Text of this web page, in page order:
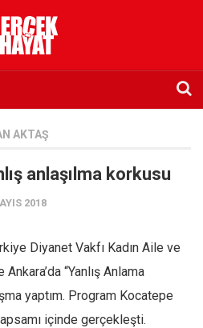
AKTAŞ
anlaşılma korkusu
2018
Diyanet Vakfı Kadın Aile ve
“Yanlış Anlama
yaptım. Program Kocatepe
içinde gerçekleşti.